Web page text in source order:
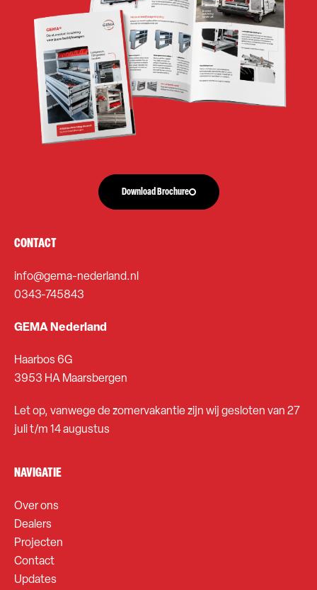
Download Brochure
CONTACT
info@gema-nederland.nl
0343-745843
GEMA Nederland
Haarbos 6G
3953 HA Maarsbergen
Let op, vanwege de zomervakantie zijn wij gesloten van 27
juli t/m 14 augustus
NAVIGATIE
Over ons
Dealers
Projecten
Contact
Updates